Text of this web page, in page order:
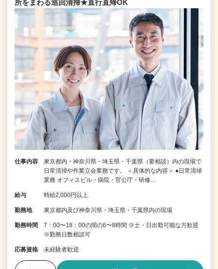
所をまわる巡回清掃★直行直帰OK
仕事内容
東京都内・神奈川県・埼玉県・千葉県（要相談）内の現場で
日常清掃や作業立会業務です。 ＜具体的な内容＞ ●日常清掃
業務 オフィスビル・病院・官公庁・研修…
給与 時給2,000円以上
勤務地 東京都内及び神奈川県・埼玉県・千葉県内の現場
勤務時間
7：00〜18：00の間の6〜8時間 ※土・日出勤可能な方歓迎
※勤務日数相談可
応募資格 未経験者歓迎